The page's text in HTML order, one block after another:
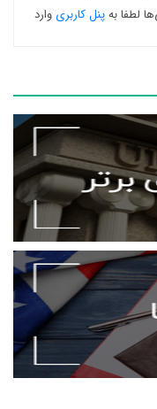
لطفا بهپنل کاربری وارد